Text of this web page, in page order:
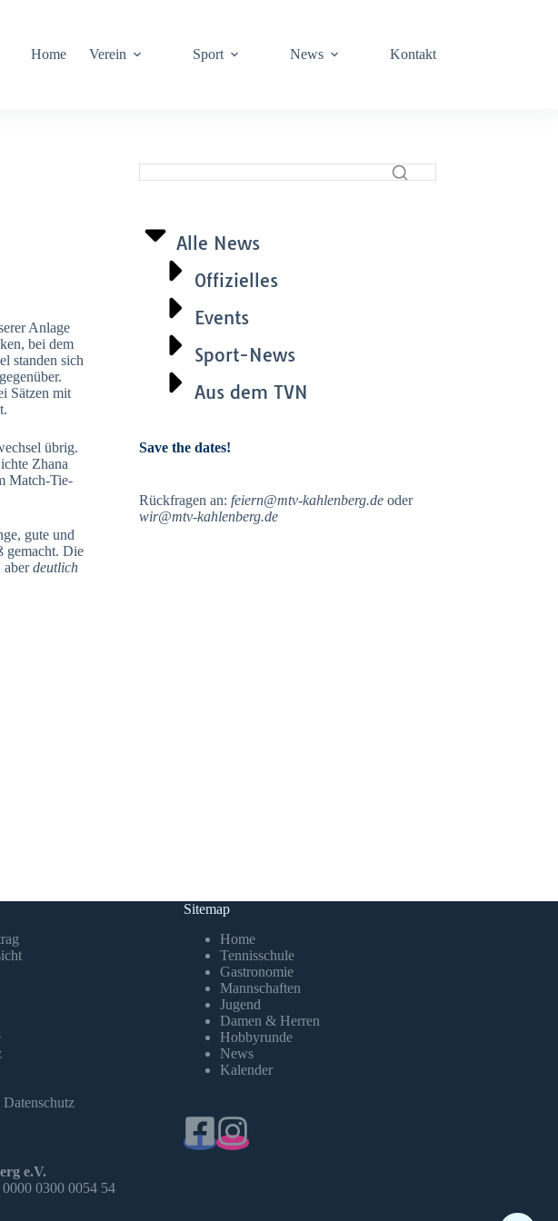
Home
Verein Sport News Kontakt
Anlage
bei dem
standen sich
Sätzen mit
übrig.
Zhana
Match-Tie-
gute und
gemacht. Die
aberdeutlich
Alle News
Offizielles
Events
Sport-News
Aus dem TVN
Save the dates!
Rückfragen an:feiern@mtv-kahlenberg.de oder
wir@mtv-kahlenberg.de
e.V.
0300 0054 54
Sitemap
Home
Tennisschule
Gastronomie
Mannschaften
Jugend
Damen & Herren
Hobbyrunde
News
Kalender